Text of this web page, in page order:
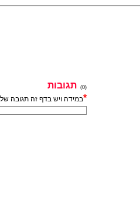
(0)
תגובות
*במידה ויש בדף זה תגובה